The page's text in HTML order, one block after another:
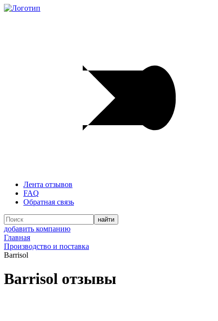
Лента отзывов
FAQ
Обратная связь
добавить компанию
Главная
Производство и поставка
Barrisol
Barrisol отзывы